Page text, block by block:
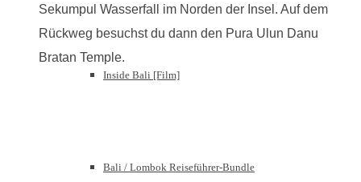
Inside Bali [Film]
Bali / Lombok Reiseführer-Bundle
Sekumpul Wasserfall im Norden der Insel. Auf dem
Rückweg besuchst du dann den Pura Ulun Danu
Bratan Temple.